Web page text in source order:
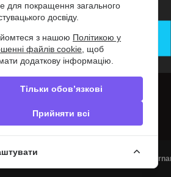
| ΟΦΙΤΕΧ Poker Clubs | Cash games &
для покращення загального
досвіду.
з нашою Політикою у
файлів cookie, щоб
додаткову інформацію.
Тільки обов’язкові
Прийняти всі